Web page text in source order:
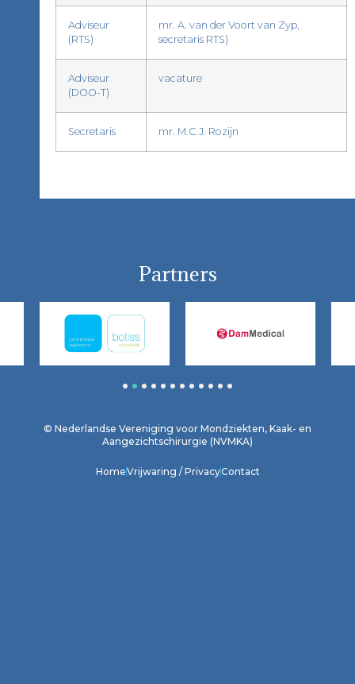
Adviseur
(RTS)
mr. A. van der Voort van Zyp,
secretaris RTS)
Adviseur
(DOO-T)
vacature
Secretaris mr. M.C.J. Rozijn
Partners
5 6 7 8 9 1011 12
© Nederlandse Vereniging voor Mondziekten, Kaak- en
Aangezichtschirurgie (NVMKA)
HomeVrijwaring / PrivacyContact